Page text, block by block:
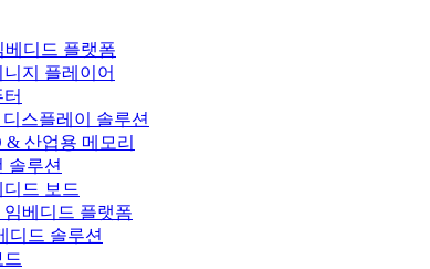
베디드 플랫폼
지 플레이어
디스플레이 솔루션
& 산업용 메모리
솔루션
드 보드
베디드 플랫폼
디드 솔루션